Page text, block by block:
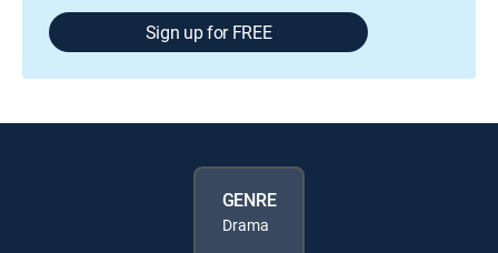
Sign up for FREE
GENRE
Drama